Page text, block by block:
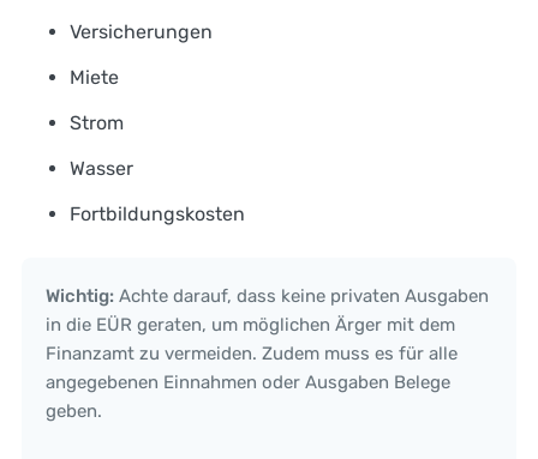
Versicherungen
Miete
Strom
Wasser
Fortbildungskosten
Wichtig: Achte darauf, dass keine privaten Ausgaben
in die EÜR geraten, um möglichen Ärger mit dem
Finanzamt zu vermeiden. Zudem muss es für alle
angegebenen Einnahmen oder Ausgaben Belege
geben.